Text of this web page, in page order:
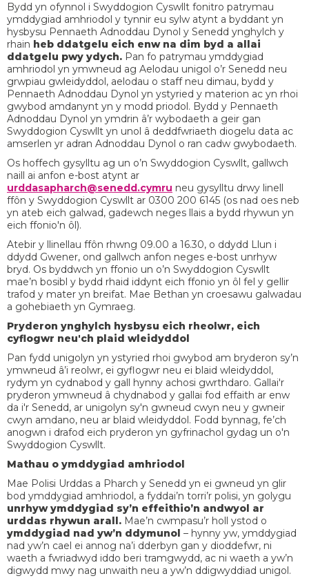
Bydd yn ofynnol i Swyddogion Cyswllt fonitro patrymau
ymddygiad amhriodol y tynnir eu sylw atynt a byddant yn
hysbysu Pennaeth Adnoddau Dynol y Senedd ynghylch y
rhain heb ddatgelu eich enw na dim byd a allai
ddatgelu pwy ydych. Pan fo patrymau ymddygiad
amhriodol yn ymwneud ag Aelodau unigol o’r Senedd neu
grwpiau gwleidyddol, aelodau o staff neu dimau, bydd y
Pennaeth Adnoddau Dynol yn ystyried y materion ac yn rhoi
gwybod amdanynt yn y modd priodol. Bydd y Pennaeth
Adnoddau Dynol yn ymdrin â’r wybodaeth a geir gan
Swyddogion Cyswllt yn unol â deddfwriaeth diogelu data ac
amserlen yr adran Adnoddau Dynol o ran cadw gwybodaeth.
Os hoffech gysylltu ag un o’n Swyddogion Cyswllt, gallwch
naill ai anfon e-bost atynt ar
urddasapharch@senedd.cymru neu gysylltu drwy linell
ffôn y Swyddogion Cyswllt ar 0300 200 6145 (os nad oes neb
yn ateb eich galwad, gadewch neges llais a bydd rhywun yn
eich ffonio'n ôl).
Atebir y llinellau ffôn rhwng 09.00 a 16.30, o ddydd Llun i
ddydd Gwener, ond gallwch anfon neges e-bost unrhyw
bryd. Os byddwch yn ffonio un o’n Swyddogion Cyswllt
mae’n bosibl y bydd rhaid iddynt eich ffonio yn ôl fel y gellir
trafod y mater yn breifat. Mae Bethan yn croesawu galwadau
a gohebiaeth yn Gymraeg.
Pryderon ynghylch hysbysu eich rheolwr, eich
cyflogwr neu'ch plaid wleidyddol
Pan fydd unigolyn yn ystyried rhoi gwybod am bryderon sy’n
ymwneud â’i reolwr, ei gyflogwr neu ei blaid wleidyddol,
rydym yn cydnabod y gall hynny achosi gwrthdaro. Gallai'r
pryderon ymwneud â chydnabod y gallai fod effaith ar enw
da i'r Senedd, ar unigolyn sy'n gwneud cwyn neu y gwneir
cwyn amdano, neu ar blaid wleidyddol. Fodd bynnag, fe’ch
anogwn i drafod eich pryderon yn gyfrinachol gydag un o'n
Swyddogion Cyswllt.
Mathau o ymddygiad amhriodol
Mae Polisi Urddas a Pharch y Senedd yn ei gwneud yn glir
bod ymddygiad amhriodol, a fyddai’n torri’r polisi, yn golygu
unrhyw ymddygiad sy’n effeithio’n andwyol ar
urddas rhywun arall. Mae’n cwmpasu’r holl ystod o
ymddygiad nad yw’n ddymunol – hynny yw, ymddygiad
nad yw’n cael ei annog na’i dderbyn gan y dioddefwr, ni
waeth a fwriadwyd iddo beri tramgwydd, ac ni waeth a yw’n
digwydd mwy nag unwaith neu a yw’n ddigwyddiad unigol.